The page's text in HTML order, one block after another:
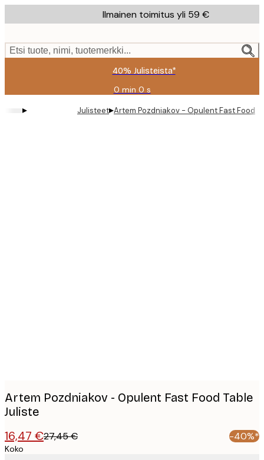
to
content.
Ilmainen toimitus yli 59 €
Etsi tuote, nimi, tuotemerkki...
40% Julisteista*
0 min 0 s
Voimassa
asti:
2026-
▸ Julisteet▸Artem Pozdniakov - Opulent Fast Food
Artem Pozdniakov - Opulent Fast Food Table
Juliste
16,47 €27,45 € -40%*
Koko